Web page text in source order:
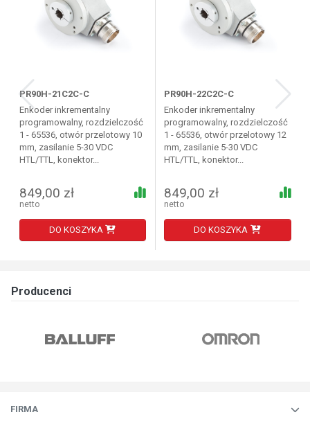
PR90H-21C2C-C
Enkoder inkrementalny
programowalny, rozdzielczość
1 - 65536, otwór przelotowy 10
mm, zasilanie 5-30 VDC
HTL/TTL, konektor...
849,00 zł
netto
DO KOSZYKA
PR90H-22C2C-C
Enkoder inkrementalny
programowalny, rozdzielczość
1 - 65536, otwór przelotowy 12
mm, zasilanie 5-30 VDC
HTL/TTL, konektor...
849,00 zł
netto
DO KOSZYKA
Producenci
FIRMA